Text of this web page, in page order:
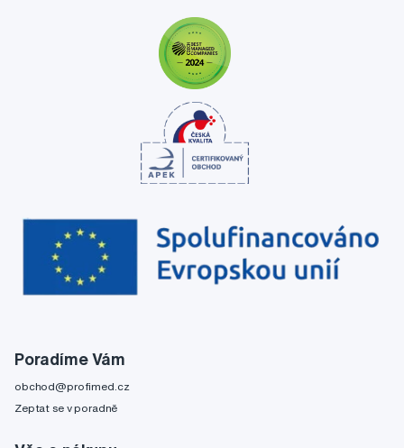
Poradíme Vám
obchod@profimed.cz
Zeptat se v poradně